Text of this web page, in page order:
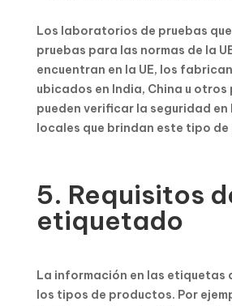
Los laboratorios de pruebas
pruebas para las normas de la
encuentran en la UE, los
ubicados en India, China u otros
pueden verificar la seguridad
locales que brindan este tipo de
5. Requisitos
etiquetado
La información en las etiquetas
los tipos de productos. Por